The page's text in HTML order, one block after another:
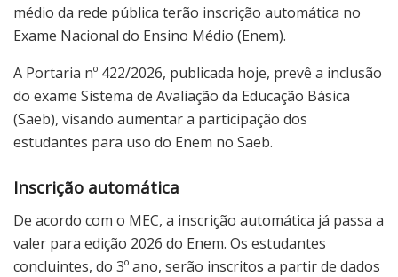
médio da rede pública terão inscrição automática no
Exame Nacional do Ensino Médio (Enem).
A Portaria nº 422/2026, publicada hoje, prevê a inclusão
do exame Sistema de Avaliação da Educação Básica
(Saeb), visando aumentar a participação dos
estudantes para uso do Enem no Saeb.
Inscrição automática
De acordo com o MEC, a inscrição automática já passa a
valer para edição 2026 do Enem. Os estudantes
concluintes, do 3º ano, serão inscritos a partir de dados